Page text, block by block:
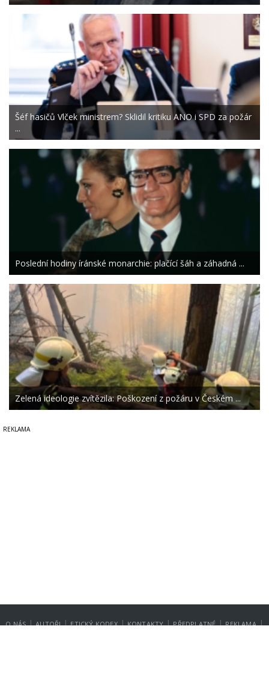
Šéf hasičů Vlček ministrem? Sklidil kritiku ANO i SPD za požár
...
Poslední hodiny íránské monarchie: plačící šáh a záhadná ...
Zelená ideologie zvítězila: Poškození z požáru v Českém ...
O NÁS | AUTOŘI | ETICKÝ KODEX | KONTAKTY | PŘEDPLATNÉ | REKLAMA |